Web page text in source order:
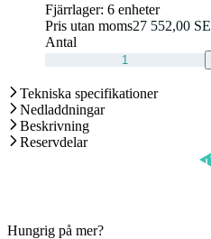
Fjärrlager: 6 enheter
Pris utan moms27 552,00
Antal
Tekniska specifikationer
Nedladdningar
Beskrivning
Reservdelar
Hungrig på mer?